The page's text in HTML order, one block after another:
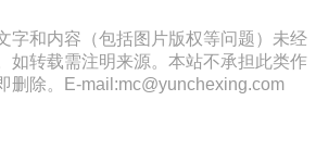
字和内容（包括图片版权等问题）未经
如转载需注明来源。本站不承担此类作
删除。E-mail:mc@yunchexing.com